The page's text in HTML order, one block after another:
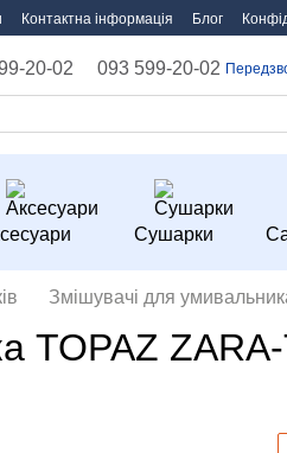
Контактна інформація Блог
20-02 093 599-20-02
Сушарки
Змішувачі для
TOPAZ